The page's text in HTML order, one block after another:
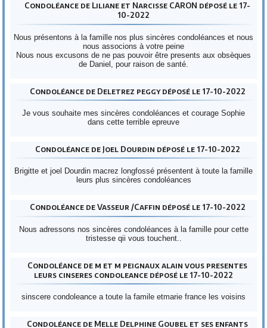
Condoléance de Liliane et Narcisse CARON déposé le 17-
10-2022
Nous présentons à la famille nos plus sincères condoléances et nous
nous associons à votre peine
Nous nous excusons de ne pas pouvoir être presents aux obsèques
de Daniel, pour raison de santé.
Condoléance de Deletrez peggy déposé le 17-10-2022
Je vous souhaite mes sincères condoléances et courage Sophie
dans cette terrible epreuve
Condoléance de Joel Dourdin déposé le 17-10-2022
Brigitte et joel Dourdin macrez longfossé présentent à toute la famille
leurs plus sincères condoléances
Condoléance de Vasseur /Caffin déposé le 17-10-2022
Nous adressons nos sincères condoléances à la famille pour cette
tristesse qii vous touchent..
Condoléance de m et m peignaux alain vous presentes
leurs cinseres condoleance déposé le 17-10-2022
sinscere condoleance a toute la famile etmarie france les voisins
Condoléance de Melle Delphine Goubel et ses enfants